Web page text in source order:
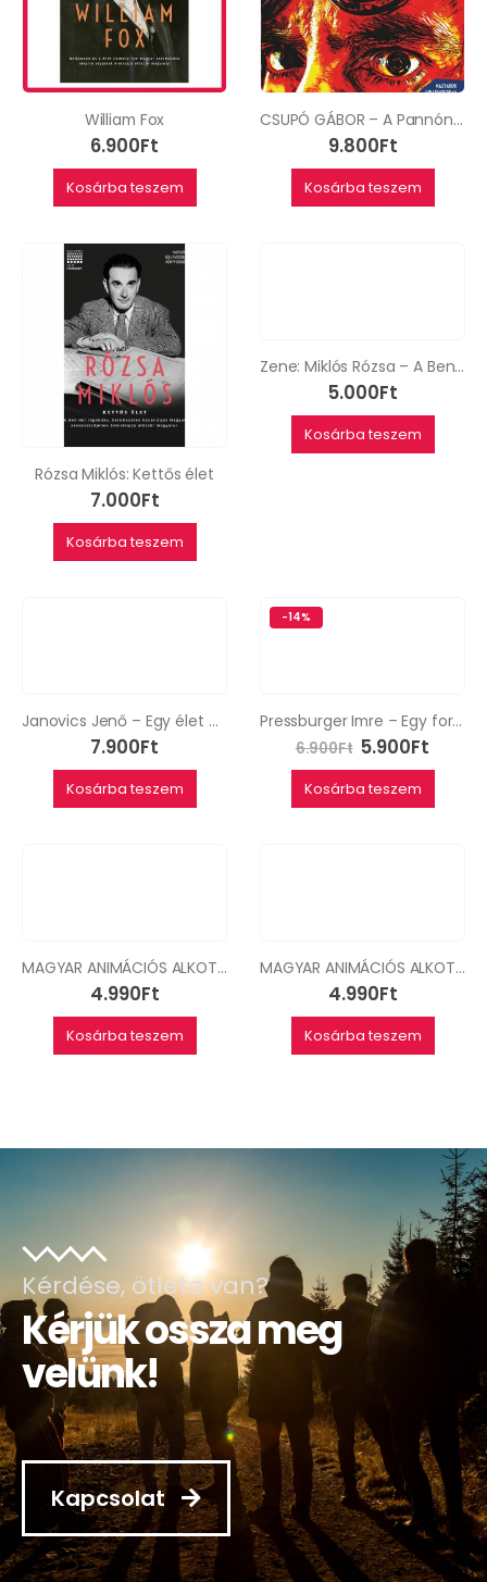
William Fox
6.900Ft
Kosárba teszem
CSUPÓ GÁBOR – A Pannónia Stúdiótól a hollywoodi csillagig
9.800Ft
Kosárba teszem
Rózsa Miklós: Kettős élet
7.000Ft
Kosárba teszem
Zene: Miklós Rózsa – A Ben-Hur zeneszerzőjének teljes filmzenei munkássága
5.000Ft
Kosárba teszem
Janovics Jenő – Egy élet a magyar kultúra szolgálatában a színháztól a mozivászonig
7.900Ft
Kosárba teszem
-14%
Pressburger Imre – Egy forgatókönyvíró élete és halála
6.900Ft 5.900Ft
Kosárba teszem
MAGYAR ANIMÁCIÓS ALKOTÓK I.
4.990Ft
Kosárba teszem
MAGYAR ANIMÁCIÓS ALKOTÓK II.
4.990Ft
Kosárba teszem
Kérdése, ötlete van?
Kérjük ossza meg
velünk!
Kapcsolat